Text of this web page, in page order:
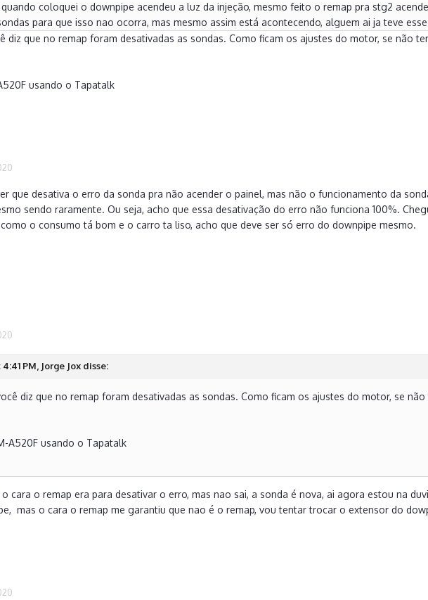
coloquei o downpipe acendeu a luz da injeção, mesmo feito o remap pra stg2
para que isso nao ocorra, mas mesmo assim está acontecendo, alguem ai ja teve
diz que no remap foram desativadas as sondas. Como ficam os ajustes do motor, se não
usando o Tapatalk
que desativa o erro da sonda pra não acender o painel, mas não o funcionamento da
sendo raramente. Ou seja, acho que essa desativação do erro não funciona 100%.
o consumo tá bom e o carro ta liso, acho que deve ser só erro do downpipe mesmo.
PM, Jorge Jox disse:
diz que no remap foram desativadas as sondas. Como ficam os ajustes do motor, se
A520F usando o Tapatalk
cara o remap era para desativar o erro, mas nao sai, a sonda é nova, ai agora estou na
mas o cara o remap me garantiu que nao é o remap, vou tentar trocar o extensor do